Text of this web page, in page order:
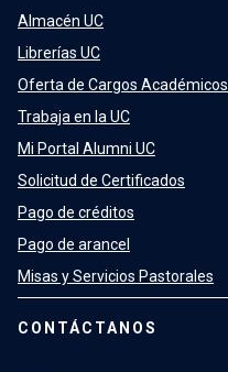
Almacén UC
Librerías UC
Oferta de Cargos Académicos
Trabaja en la UC
Mi Portal Alumni UC
Solicitud de Certificados
Pago de créditos
Pago de arancel
Misas y Servicios Pastorales
CONTÁCTANOS